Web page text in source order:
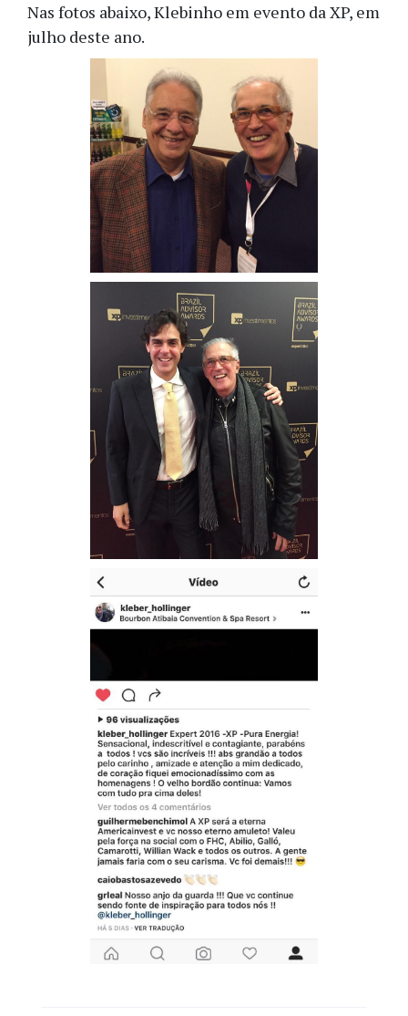
Nas fotos abaixo, Klebinho em evento da XP, em
julho deste ano.